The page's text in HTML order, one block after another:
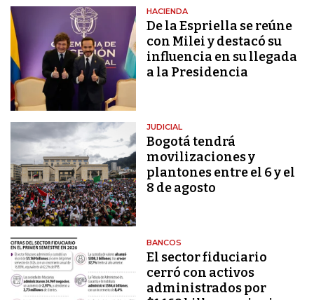
HACIENDA
De la Espriella se reúne
con Milei y destacó su
influencia en su llegada
a la Presidencia
JUDICIAL
Bogotá tendrá
movilizaciones y
plantones entre el 6 y el
8 de agosto
BANCOS
El sector fiduciario
cerró con activos
administrados por